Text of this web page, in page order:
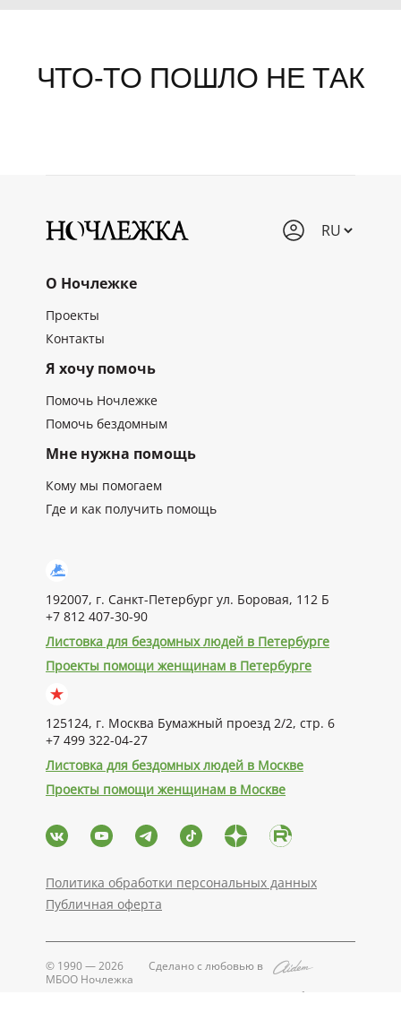
ЧТО-ТО ПОШЛО НЕ ТАК
О Ночлежке
Проекты
Контакты
Я хочу помочь
Помочь Ночлежке
Помочь бездомным
Мне нужна помощь
Кому мы помогаем
Где и как получить помощь
192007, г. Санкт-Петербург ул. Боровая, 112 Б
+7 812 407-30-90
Листовка для бездомных людей в Петербурге
Проекты помощи женщинам в Петербурге
125124, г. Москва Бумажный проезд 2/2, стр. 6
+7 499 322-04-27
Листовка для бездомных людей в Москве
Проекты помощи женщинам в Москве
Политика обработки персональных данных
Публичная оферта
© 1990 — 2026
МБОО Ночлежка
Сделано с любовью в